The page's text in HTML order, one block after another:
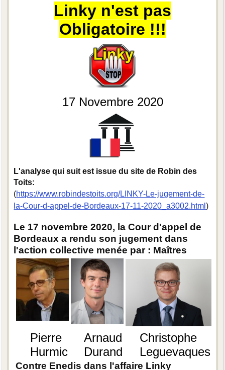
Linky n'est pas
Obligatoire !!!
17 Novembre 2020
L'analyse qui suit est issue du site de Robin des
Toits:
(https://www.robindestoits.org/LINKY-Le-jugement-de-
la-Cour-d-appel-de-Bordeaux-17-11-2020_a3002.html)
Le 17 novembre 2020, la Cour d'appel de
Bordeaux a rendu son jugement dans
l'action collective menée par : Maîtres
Pierre
Hurmic
Arnaud
Durand
Christophe
Leguevaques
Contre Enedis dans l'affaire Linky